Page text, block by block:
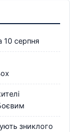
10 серпня
зниклого